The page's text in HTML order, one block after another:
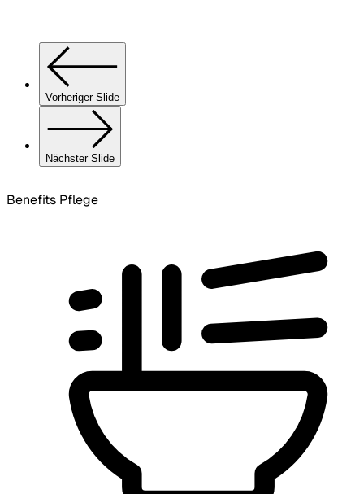
Vorheriger Slide
Nächster Slide
Benefits Pflege